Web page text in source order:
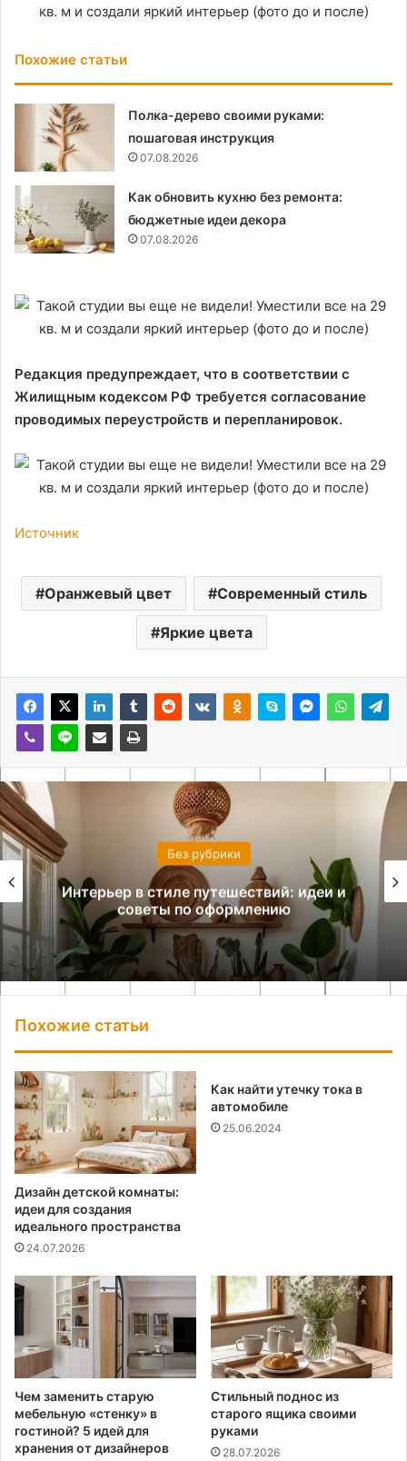
Похожие статьи
Полка-дерево своими руками:
пошаговая инструкция
07.08.2026
Как обновить кухню без ремонта:
бюджетные идеи декора
07.08.2026
Редакция предупреждает, что в соответствии с
Жилищным кодексом РФ требуется согласование
проводимых переустройств и перепланировок.
Источник
Оранжевый цвет Современный стиль
Яркие цвета
Без рубрики
Интерьер в стиле путешествий: идеи и
советы по оформлению
Похожие статьи
Дизайн детской комнаты:
идеи для создания
идеального пространства
24.07.2026
Как найти утечку тока в
автомобиле
25.06.2024
Чем заменить старую
мебельную «стенку» в
гостиной? 5 идей для
хранения от дизайнеров
Стильный поднос из
старого ящика своими
руками
28.07.2026